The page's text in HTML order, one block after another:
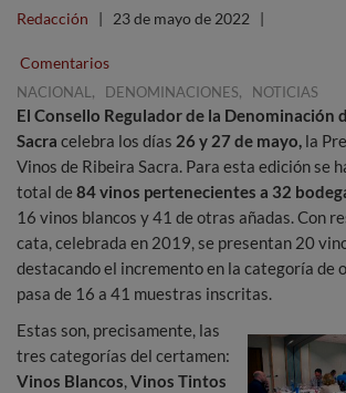
Redacción | 23 de mayo de 2022 |
Comentarios
NACIONAL , DENOMINACIONES, NOTICIAS
El Consello Regulador de la Denominación
Sacra celebra los días 26 y 27 de mayo, la
Vinos de Ribeira Sacra. Para esta edición se
total de 84 vinos pertenecientes a 32
16 vinos blancos y 41 de otras añadas. Con
cata, celebrada en 2019, se presentan 20
destacando el incremento en la categoría de
pasa de 16 a 41 muestras inscritas.
Estas son, precisamente, las
tres categorías del certamen:
Vinos Blancos,Vinos Tintos